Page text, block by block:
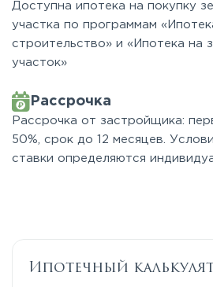
Доступна ипотека на покупку
участка по программам
строительство» и «Ипотека на
участок»
Рассрочка
Рассрочка от застройщика:
50%, срок до 12 месяцев.
ставки определяются
Ипотечный